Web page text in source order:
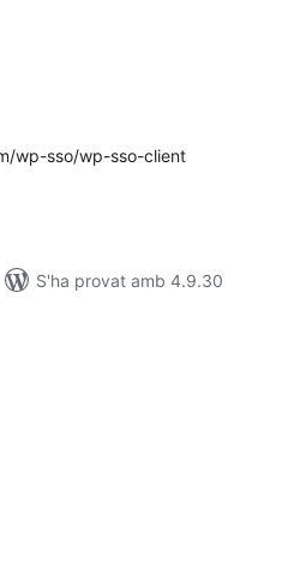
wp-sso/wp-sso-client
S'ha provat amb 4.9.30